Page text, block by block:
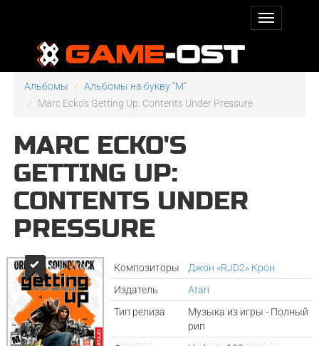
Альбомы
Альбомы на букву "M"
Marc Ecko's Getting Up: Contents Under Pressure
MARC ECKO'S
GETTING UP:
CONTENTS UNDER
PRESSURE
Композиторы
Джон «RJD2» Крон
Издатель
Atari
Тип релиза
Музыка из игры - Полный
рип